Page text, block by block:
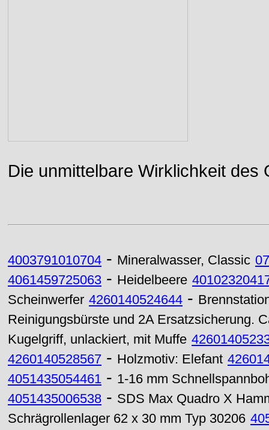
Die unmittelbare Wirklichkeit des
4003791010704 - Mineralwasser, Classic
4061459725063 - Heidelbeere
Scheinwerfer 4260140524644 -
Reinigungsbürste und 2A Ersatzsicherung.
Kugelgriff, unlackiert, mit Muffe
4260140528567 - Holzmotiv: Elefant
4051435054461 - 1-16 mm
4051435006538 - SDS Max Quadro X
Schrägrollenlager 62 x 30 mm Typ 30206